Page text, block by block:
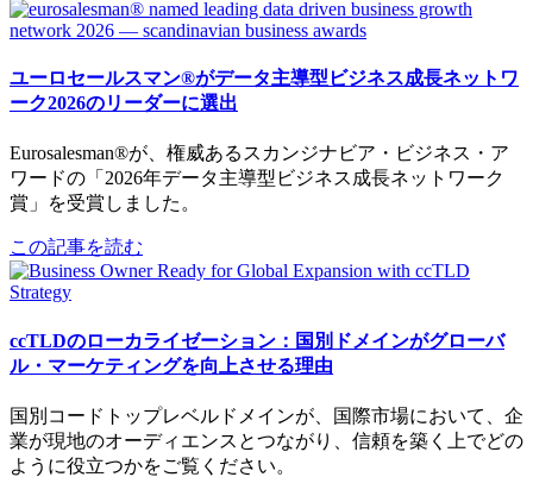
ユーロセールスマン®がデータ主導型ビジネス成長ネットワ
ーク2026のリーダーに選出
Eurosalesman®が、権威あるスカンジナビア・ビジネス・ア
ワードの「2026年データ主導型ビジネス成長ネットワーク
賞」を受賞しました。
この記事を読む
ccTLDのローカライゼーション：国別ドメインがグローバ
ル・マーケティングを向上させる理由
国別コードトップレベルドメインが、国際市場において、企
業が現地のオーディエンスとつながり、信頼を築く上でどの
ように役立つかをご覧ください。